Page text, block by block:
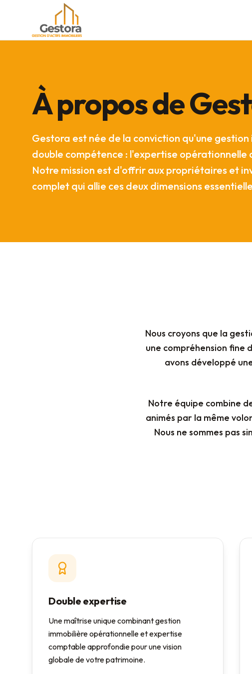
À propos de
Gestora est née de la conviction qu'une
double compétence : l'expertise
Notre mission est d'offrir aux propriétaires et
complet qui allie ces deux dimensions
Nous croyons que la
une compréhension fine
avons développé
Notre équipe combine
animés par la même
Nous ne sommes pas
Double expertise
Une maîtrise unique combinant gestion
immobilière opérationnelle et expertise
comptable approfondie pour une vision
globale de votre patrimoine.